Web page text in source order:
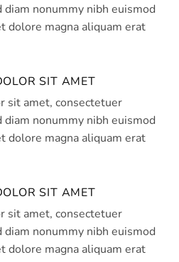
diam nonummy nibh euismod
dolore magna aliquam erat
SIT AMET
sit amet, consectetuer
diam nonummy nibh euismod
dolore magna aliquam erat
SIT AMET
sit amet, consectetuer
diam nonummy nibh euismod
dolore magna aliquam erat